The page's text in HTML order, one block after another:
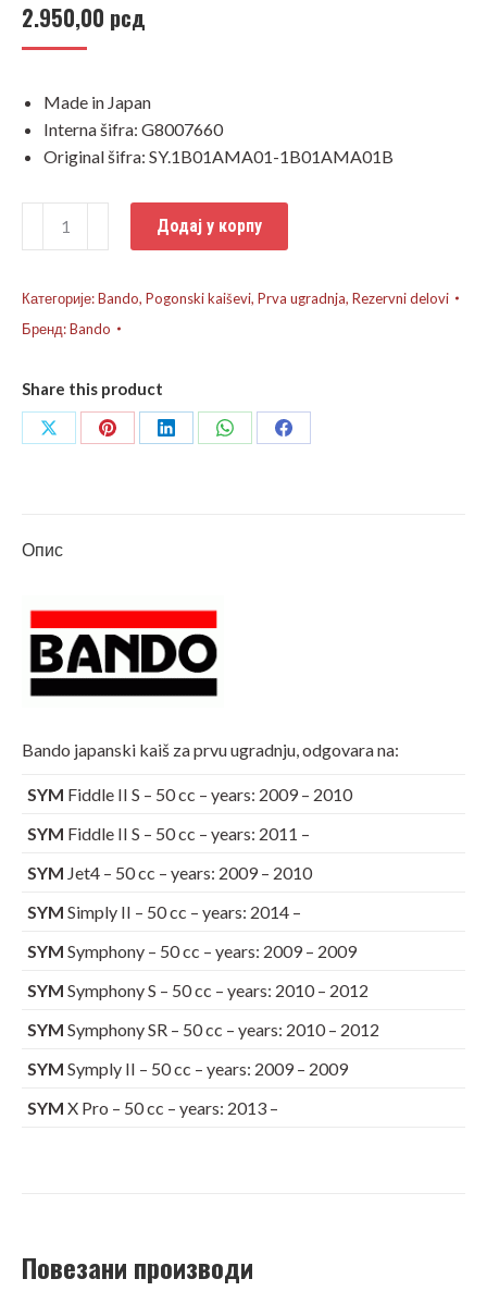
2.950,00 рсд
Made in Japan
Interna šifra: G8007660
Original šifra: SY.1B01AMA01-1B01AMA01B
Simply
II
Додај у корпу
Категорије:Bando, Pogonski kaiševi, Prva ugradnja, Rezervni delovi
Бренд:Bando
Share this product
Share
Share
Share
Share
Share
Опис
Bando japanski kaiš za prvu ugradnju, odgovara na:
SYM Fiddle II S – 50 cc – years: 2009 – 2010
SYM Fiddle II S – 50 cc – years: 2011 –
SYM Jet4 – 50 cc – years: 2009 – 2010
SYM Simply II – 50 cc – years: 2014 –
SYM Symphony – 50 cc – years: 2009 – 2009
SYM Symphony S – 50 cc – years: 2010 – 2012
SYM Symphony SR – 50 cc – years: 2010 – 2012
SYM Symply II – 50 cc – years: 2009 – 2009
SYM X Pro – 50 cc – years: 2013 –
Повезани производи